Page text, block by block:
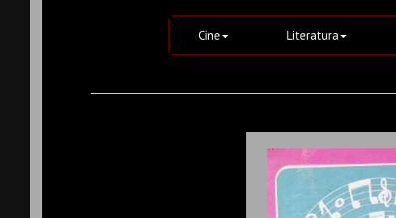
Cine Literatura